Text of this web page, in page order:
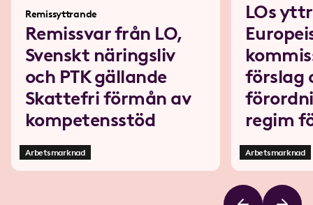
Remissyttrande
Remissvar från LO,
Svenskt näringsliv
och PTK gällande
Skattefri förmån av
kompetensstöd
Arbetsmarknad
LOs
förslag
regim
Arbetsmarknad